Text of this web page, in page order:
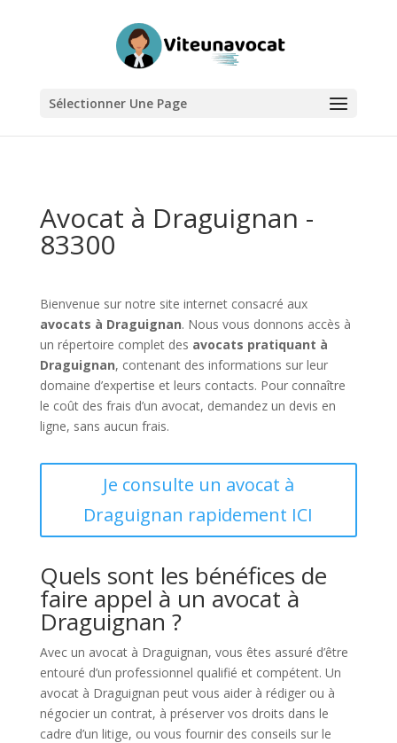
Sélectionner Une Page
Avocat à Draguignan -
83300
Bienvenue sur notre site internet consacré aux
avocats à Draguignan. Nous vous donnons accès à
un répertoire complet des avocats pratiquant à
Draguignan, contenant des informations sur leur
domaine d’expertise et leurs contacts. Pour connaître
le coût des frais d’un avocat, demandez un devis en
ligne, sans aucun frais.
Je consulte un avocat à
Draguignan rapidement ICI
Quels sont les bénéfices de
faire appel à un avocat à
Draguignan ?
Avec un avocat à Draguignan, vous êtes assuré d’être
entouré d’un professionnel qualifié et compétent. Un
avocat à Draguignan peut vous aider à rédiger ou à
négocier un contrat, à préserver vos droits dans le
cadre d’un litige, ou vous fournir des conseils sur le